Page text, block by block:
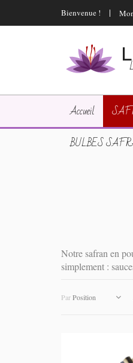
Bienvenue !
Accueil
BULBES
Notre safran en
simplement :
ParPosition